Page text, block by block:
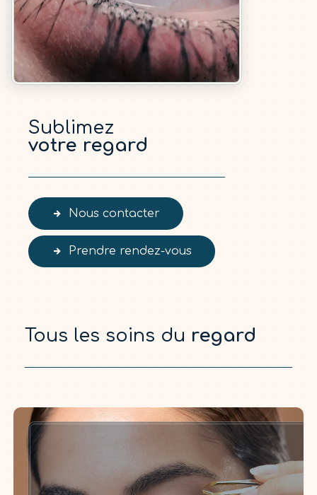
Sublimez
votre regard
Nous contacter
Prendre rendez-vous
Tous les soins du regard